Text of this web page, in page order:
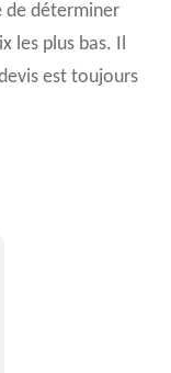
de déterminer
les plus bas. Il
est toujours